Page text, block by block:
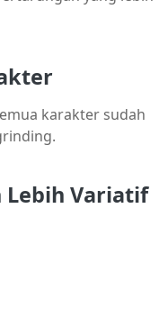
karakter sudah
Lebih Variatif